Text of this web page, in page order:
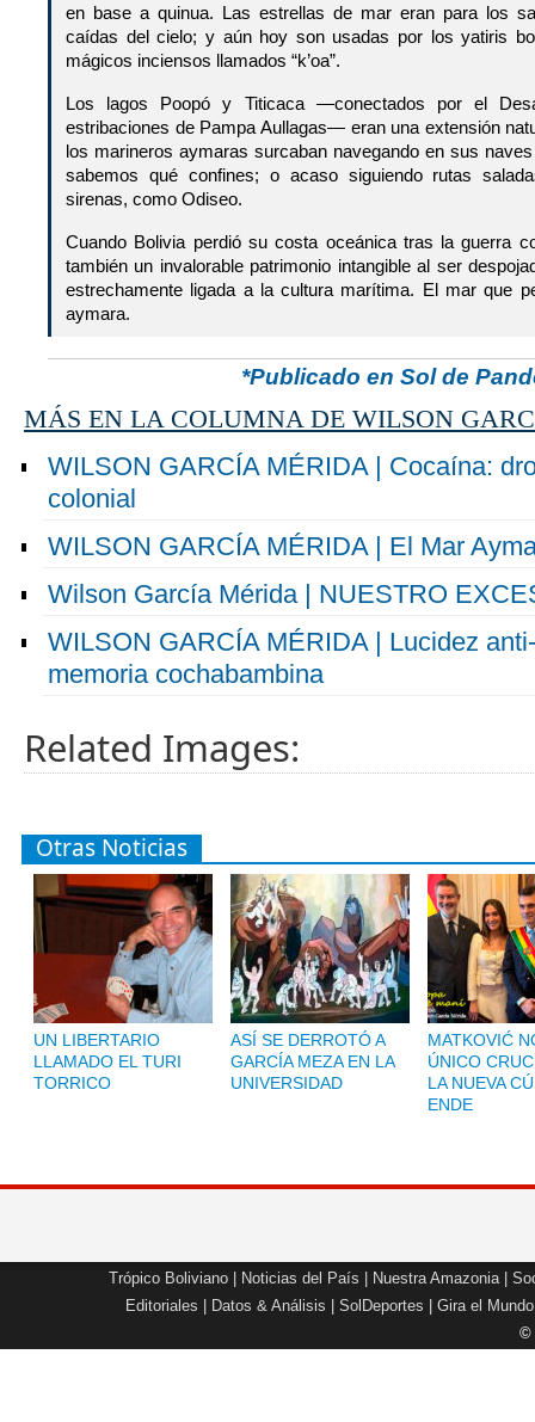
en base a quinua. Las estrellas de mar eran para los
caídas del cielo; y aún hoy son usadas por los yatiris
mágicos inciensos llamados “k’oa”.
Los lagos Poopó y Titicaca —conectados por el
estribaciones de Pampa Aullagas— eran una extensión
los marineros aymaras surcaban navegando en sus
sabemos qué confines; o acaso siguiendo rutas
sirenas, como Odiseo.
Cuando Bolivia perdió su costa oceánica tras la guerra
también un invalorable patrimonio intangible al ser
estrechamente ligada a la cultura marítima. El mar que
aymara.
*Publicado en Sol de
MÁS EN LA COLUMNA DE WILSON
WILSON GARCÍA MÉRIDA | Cocaína:
colonial
WILSON GARCÍA MÉRIDA | El Mar
Wilson García Mérida | NUESTRO
WILSON GARCÍA MÉRIDA | Lucidez
memoria cochabambina
Related Images:
Otras Noticias
UN LIBERTARIO
LLAMADO EL TURI
TORRICO
ASÍ SE DERROTÓ A
GARCÍA MEZA EN LA
UNIVERSIDAD
MATKOVIĆ
ÚNICO
LA NUEVA
ENDE
Trópico Boliviano Noticias del País Nuestra Amazonia|
Editoriales
Datos & Análisis SolDeportes Gira el Mundo
©